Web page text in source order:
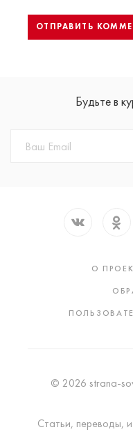
Будьте в
О
© 2026 strana-
Статьи, переводы,